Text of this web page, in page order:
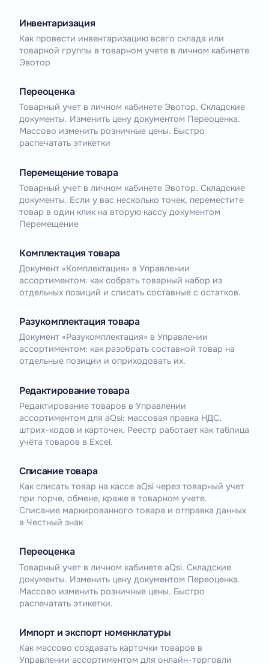
Инвентаризация
Как провести инвентаризацию всего склада или
товарной группы в товарном учете в личном кабинете
Эвотор
Переоценка
Товарный учет в личном кабинете Эвотор. Складские
документы. Изменить цену документом Переоценка.
Массово изменить розничные цены. Быстро
распечатать этикетки
Перемещение товара
Товарный учет в личном кабинете Эвотор. Складские
документы. Если у вас несколько точек, переместите
товар в один клик на вторую кассу документом
Перемещение
Комплектация товара
Документ «Комплектация» в Управлении
ассортиментом: как собрать товарный набор из
отдельных позиций и списать составные с остатков.
Разукомплектация товара
Документ «Разукомплектация» в Управлении
ассортиментом: как разобрать составной товар на
отдельные позиции и оприходовать их.
Редактирование товара
Редактирование товаров в Управлении
ассортиментом для aQsi: массовая правка НДС,
штрих-кодов и карточек. Реестр работает как таблица
учёта товаров в Excel.
Списание товара
Как списать товар на кассе aQsi через товарный учет
при порче, обмене, краже в товарном учете.
Списание маркированного товара и отправка данных
в Честный знак
Переоценка
Товарный учет в личном кабинете aQsi. Складские
документы. Изменить цену документом Переоценка.
Массово изменить розничные цены. Быстро
распечатать этикетки.
Импорт и экспорт номенклатуры
Как массово создавать карточки товаров в
Управлении ассортиментом для онлайн-торговли